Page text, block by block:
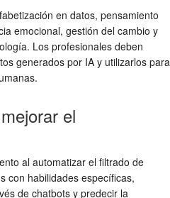
en datos, pensamiento
emocional, gestión del cambio y
Los profesionales deben
generados por IA y utilizarlos para
el
al automatizar el filtrado de
con habilidades específicas,
de chatbots y predecir la